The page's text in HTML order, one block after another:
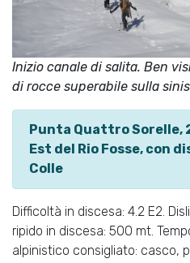
Inizio canale di salita. Ben
di rocce superabile sulla
Punta Quattro Sorelle,
Est del Rio Fosse, con
Colle
Difficoltà in discesa: 4.2 E2.
ripido in discesa: 500 mt.
alpinistico consigliato: casco,